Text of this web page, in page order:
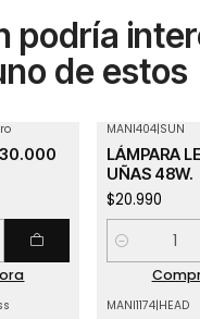
podría
de estos
30.000
MANI404|SUN
LÁMPARA
UÑAS 48W.
$20.990
Cantidad
MANI1174|HEAD